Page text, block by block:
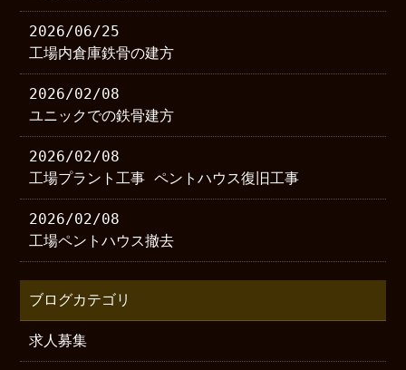
2026/06/25
工場内倉庫鉄骨の建方
2026/02/08
ユニックでの鉄骨建方
2026/02/08
工場プラント工事 ペントハウス復旧工事
2026/02/08
工場ペントハウス撤去
ブログカテゴリ
求人募集